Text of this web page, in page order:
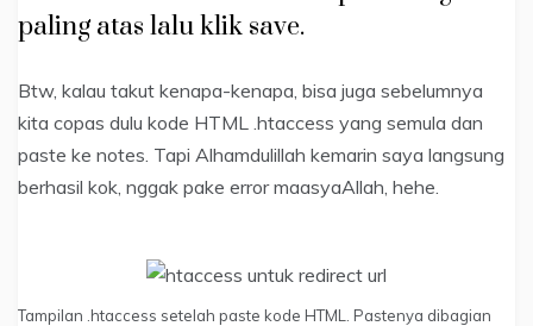
paling atas lalu klik save.
Btw, kalau takut kenapa-kenapa, bisa juga sebelumnya
kita copas dulu kode HTML .htaccess yang semula dan
paste ke notes. Tapi Alhamdulillah kemarin saya langsung
berhasil kok, nggak pake error maasyaAllah, hehe.
Tampilan .htaccess setelah paste kode HTML. Pastenya dibagian